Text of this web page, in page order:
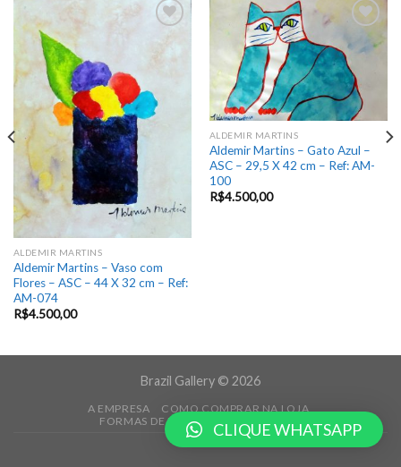
Add
to
ALDEMIR MARTINS
Aldemir Martins – Vaso com
Flores – ASC – 44 X 32 cm – Ref:
AM-074
R$4.500,00
Add
to
wishlist
ALDEMIR MARTINS
Aldemir Martins – Gato Azul –
ASC – 29,5 X 42 cm – Ref: AM-
100
R$4.500,00
Brazil Gallery © 2026
A EMPRESA
COMO COMPRAR NA LOJA
FORMAS DE PAGAMENTOCLIQUE WHATSAPP